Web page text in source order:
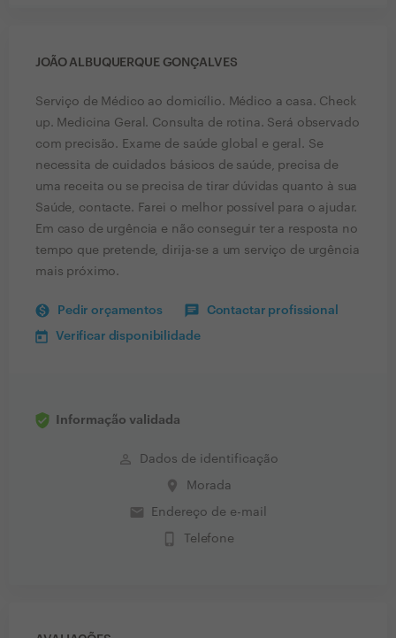
JOÃO ALBUQUERQUE GONÇALVES
Serviço de Médico ao domicílio. Médico a casa. Check
up. Medicina Geral. Consulta de rotina. Será observado
com precisão. Exame de saúde global e geral. Se
necessita de cuidados básicos de saúde, precisa de
uma receita ou se precisa de tirar dúvidas quanto à sua
Saúde, contacte. Farei o melhor possível para o ajudar.
Em caso de urgência e não conseguir ter a resposta no
tempo que pretende, dirija-se a um serviço de urgência
mais próximo.
Pedir orçamentos Contactar profissional
Verificar disponibilidade
Informação validada
perm_identity Dados de identificação
place Morada
email Endereço de e-mail
phone_iphone Telefone